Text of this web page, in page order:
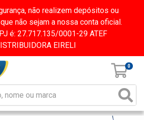
não realizem depósitos ou
não sejam a nossa conta oficial.
é: 27.717.135/0001-29 ATEF
EIRELI
0